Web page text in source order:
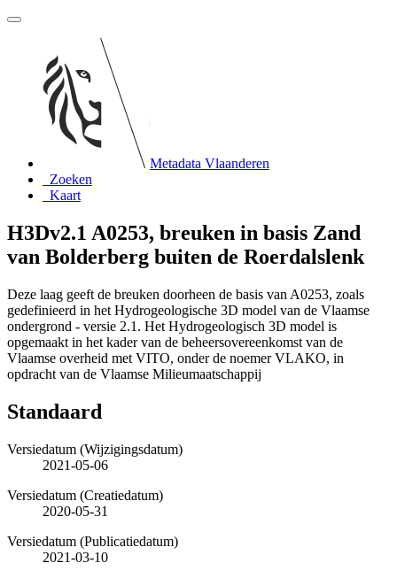
Metadata Vlaanderen
Zoeken
Kaart
H3Dv2.1 A0253, breuken in basis Zand
van Bolderberg buiten de Roerdalslenk
Deze laag geeft de breuken doorheen de basis van A0253, zoals
gedefinieerd in het Hydrogeologische 3D model van de Vlaamse
ondergrond - versie 2.1. Het Hydrogeologisch 3D model is
opgemaakt in het kader van de beheersovereenkomst van de
Vlaamse overheid met VITO, onder de noemer VLAKO, in
opdracht van de Vlaamse Milieumaatschappij
Standaard
Versiedatum (Wijzigingsdatum)
2021-05-06
Versiedatum (Creatiedatum)
2020-05-31
Versiedatum (Publicatiedatum)
2021-03-10